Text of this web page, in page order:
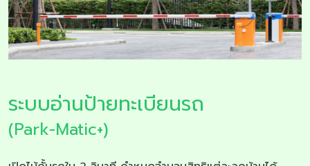
ระบบอ่านป้ายทะเบียนรถ
(Park-Matic+)